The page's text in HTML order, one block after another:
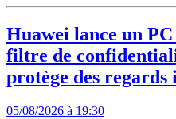
Huawei lance un
filtre de
protège des regards
05/08/2026 à 19:30